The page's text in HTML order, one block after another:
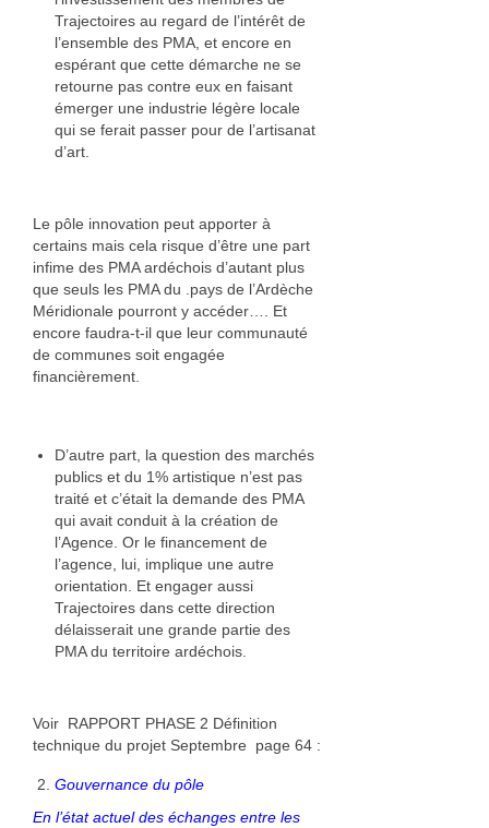
Trajectoires au regard de l’intérêt de
l’ensemble des PMA, et encore en
espérant que cette démarche ne se
retourne pas contre eux en faisant
émerger une industrie légère locale
qui se ferait passer pour de l’artisanat
d’art.
Le pôle innovation peut apporter à
certains mais cela risque d’être une part
infime des PMA ardéchois d’autant plus
que seuls les PMA du .pays de l’Ardèche
Méridionale pourront y accéder…. Et
encore faudra-t-il que leur communauté
de communes soit engagée
financièrement.
D’autre part, la question des marchés
publics et du 1% artistique n’est pas
traité et c’était la demande des PMA
qui avait conduit à la création de
l’Agence. Or le financement de
l’agence, lui, implique une autre
orientation. Et engager aussi
Trajectoires dans cette direction
délaisserait une grande partie des
PMA du territoire ardéchois.
Voir RAPPORT PHASE 2 Définition
technique du projet Septembre page 64 :
Gouvernance du pôle
En l’état actuel des échanges entre les